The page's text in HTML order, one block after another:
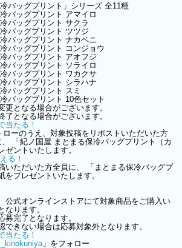
バッグプリント」シリーズ 全11種
バッグプリント アマイロ
バッグプリント サクラ
バッグプリント ツツジ
バッグプリント ナカベニ
バッグプリント コンジョウ
バッグプリント アオフジ
バッグプリント ソライロ
バッグプリント ワカクサ
バッグプリント シラハナ
バッグプリント スミ
バッグプリント 10色セット
となる場合がございます。
となる場合がございます。
当たる！
ーのうえ、対象投稿をリポストいただいた方
「紀ノ国屋 まとまる保冷バッグプリント（カ
ゼントいたします。
る！
いただいた方全員に、 「まとまる保冷バッグプ
をプレゼントいたします。
公式オンラインストアにて対象商品をご購入い
なります。
完了となります。
きない場合は応募対象外となります。
当たる！
」をフォロー